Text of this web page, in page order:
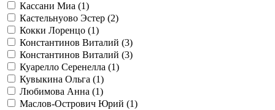
Кассани Миа (1)
Кастельнуово Эстер (2)
Кокки Лоренцо (1)
Константинов Виталий (3)
Константинов Виталий (3)
Куарелло Серенелла (1)
Кувыкина Ольга (1)
Любимова Анна (1)
Маслов-Острович Юрий (1)